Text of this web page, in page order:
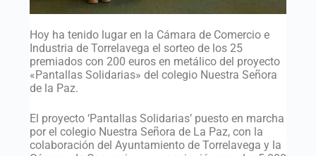
Hoy ha tenido lugar en la Cámara de Comercio e
Industria de Torrelavega el sorteo de los 25
premiados con 200 euros en metálico del proyecto
«Pantallas Solidarias» del colegio Nuestra Señora
de la Paz.
El proyecto ‘Pantallas Solidarias’ puesto en marcha
por el colegio Nuestra Señora de La Paz, con la
colaboración del Ayuntamiento de Torrelavega y la